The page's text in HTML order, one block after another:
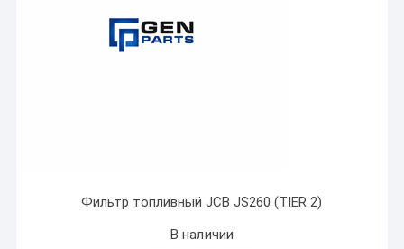
Фильтр топливный JCB JS260 (TIER 2)
В наличии